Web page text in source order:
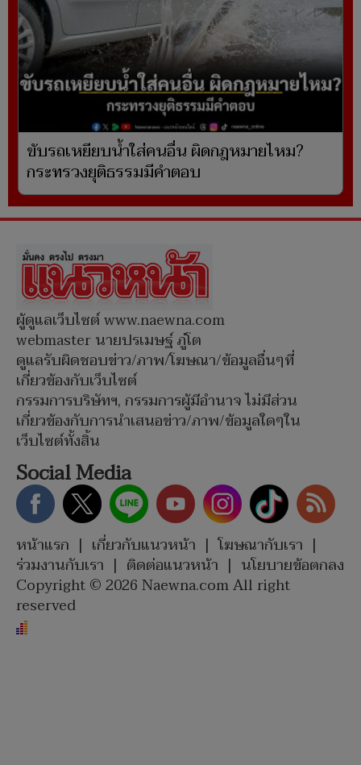
ขับรถเหยียบน้ำใส่คนอื่น ผิดกฎหมายไหม?
กระทรวงยุติธรรมมีคำตอบ
ผู้ดูแลเว็บไซต์ www.naewna.com
webmaster นายปรเมษฐ์ ภู่โต
ดูแลรับผิดชอบข่าว/ภาพ/โฆษณา/ข้อมูลอื่นๆที่
เกี่ยวข้องกับเว็บไซต์
กรรมการบริษัทฯ, กรรมการผู้มีอำนาจ ไม่มีส่วน
เกี่ยวข้องกับการนำเสนอข่าว/ภาพ/ข้อมูลใดๆใน
เว็บไซต์ทั้งสิ้น
Social Media
หน้าแรก | เกี่ยวกับแนวหน้า | โฆษณากับเรา |
ร่วมงานกับเรา | ติดต่อแนวหน้า | นโยบายข้อตกลง
Copyright © 2026 Naewna.com All right
reserved